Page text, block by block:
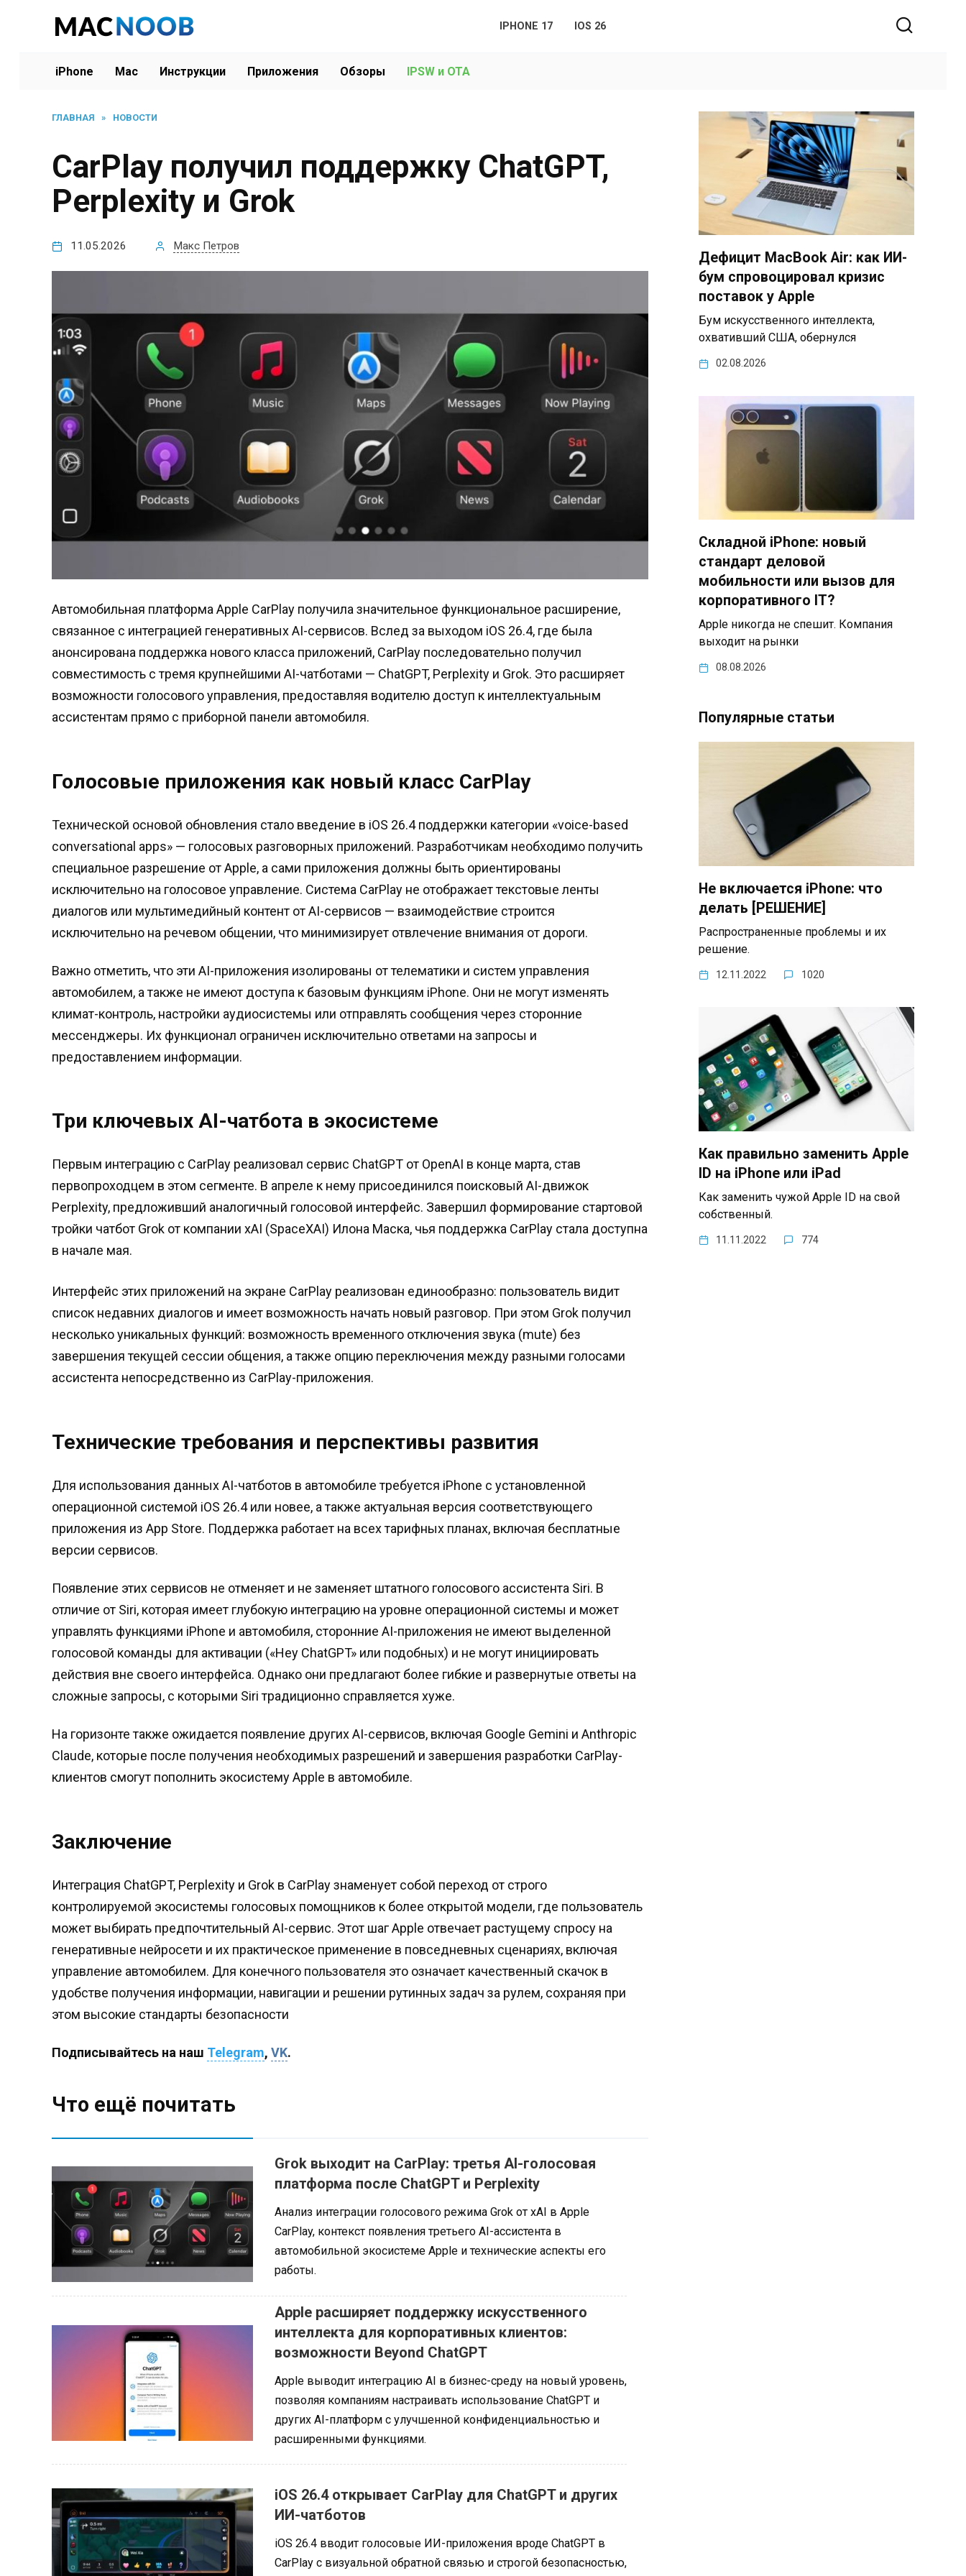
IPHONE 17 IOS 26
iPhone Mac Инструкции Приложения Обзоры IPSW и OTA
ГЛАВНАЯ » НОВОСТИ
CarPlay получил поддержку ChatGPT,
Perplexity и Grok
11.05.2026 Макс Петров
Автомобильная платформа Apple CarPlay получила значительное функциональное расширение,
связанное с интеграцией генеративных AI-сервисов. Вслед за выходом iOS 26.4, где была
анонсирована поддержка нового класса приложений, CarPlay последовательно получил
совместимость с тремя крупнейшими AI-чатботами — ChatGPT, Perplexity и Grok. Это расширяет
возможности голосового управления, предоставляя водителю доступ к интеллектуальным
ассистентам прямо с приборной панели автомобиля.
Голосовые приложения как новый класс CarPlay
Технической основой обновления стало введение в iOS 26.4 поддержки категории «voice-based
conversational apps» — голосовых разговорных приложений. Разработчикам необходимо получить
специальное разрешение от Apple, а сами приложения должны быть ориентированы
исключительно на голосовое управление. Система CarPlay не отображает текстовые ленты
диалогов или мультимедийный контент от AI-сервисов — взаимодействие строится
исключительно на речевом общении, что минимизирует отвлечение внимания от дороги.
Важно отметить, что эти AI-приложения изолированы от телематики и систем управления
автомобилем, а также не имеют доступа к базовым функциям iPhone. Они не могут изменять
климат-контроль, настройки аудиосистемы или отправлять сообщения через сторонние
мессенджеры. Их функционал ограничен исключительно ответами на запросы и
предоставлением информации.
Три ключевых AI-чатбота в экосистеме
Первым интеграцию с CarPlay реализовал сервис ChatGPT от OpenAI в конце марта, став
первопроходцем в этом сегменте. В апреле к нему присоединился поисковый AI-движок
Perplexity, предложивший аналогичный голосовой интерфейс. Завершил формирование стартовой
тройки чатбот Grok от компании xAI (SpaceXAI) Илона Маска, чья поддержка CarPlay стала доступна
в начале мая.
Интерфейс этих приложений на экране CarPlay реализован единообразно: пользователь видит
список недавних диалогов и имеет возможность начать новый разговор. При этом Grok получил
несколько уникальных функций: возможность временного отключения звука (mute) без
завершения текущей сессии общения, а также опцию переключения между разными голосами
ассистента непосредственно из CarPlay-приложения.
Технические требования и перспективы развития
Для использования данных AI-чатботов в автомобиле требуется iPhone с установленной
операционной системой iOS 26.4 или новее, а также актуальная версия соответствующего
приложения из App Store. Поддержка работает на всех тарифных планах, включая бесплатные
версии сервисов.
Появление этих сервисов не отменяет и не заменяет штатного голосового ассистента Siri. В
отличие от Siri, которая имеет глубокую интеграцию на уровне операционной системы и может
управлять функциями iPhone и автомобиля, сторонние AI-приложения не имеют выделенной
голосовой команды для активации («Hey ChatGPT» или подобных) и не могут инициировать
действия вне своего интерфейса. Однако они предлагают более гибкие и развернутые ответы на
сложные запросы, с которыми Siri традиционно справляется хуже.
На горизонте также ожидается появление других AI-сервисов, включая Google Gemini и Anthropic
Claude, которые после получения необходимых разрешений и завершения разработки CarPlay-
клиентов смогут пополнить экосистему Apple в автомобиле.
Заключение
Интеграция ChatGPT, Perplexity и Grok в CarPlay знаменует собой переход от строго
контролируемой экосистемы голосовых помощников к более открытой модели, где пользователь
может выбирать предпочтительный AI-сервис. Этот шаг Apple отвечает растущему спросу на
генеративные нейросети и их практическое применение в повседневных сценариях, включая
управление автомобилем. Для конечного пользователя это означает качественный скачок в
удобстве получения информации, навигации и решении рутинных задач за рулем, сохраняя при
этом высокие стандарты безопасности
Подписывайтесь на наш Telegram, VK.
Что ещё почитать
Grok выходит на CarPlay: третья AI-голосовая
платформа после ChatGPT и Perplexity
Анализ интеграции голосового режима Grok от xAI в Apple
CarPlay, контекст появления третьего AI-ассистента в
автомобильной экосистеме Apple и технические аспекты его
работы.
Apple расширяет поддержку искусственного
интеллекта для корпоративных клиентов:
возможности Beyond ChatGPT
Apple выводит интеграцию AI в бизнес-среду на новый уровень,
позволяя компаниям настраивать использование ChatGPT и
других AI-платформ с улучшенной конфиденциальностью и
расширенными функциями.
iOS 26.4 открывает CarPlay для ChatGPT и других
ИИ-чатботов
iOS 26.4 вводит голосовые ИИ-приложения вроде ChatGPT в
CarPlay с визуальной обратной связью и строгой безопасностью,
Дефицит MacBook Air: как ИИ-
бум спровоцировал кризис
поставок у Apple
Бум искусственного интеллекта,
охвативший США, обернулся
02.08.2026
Складной iPhone: новый
стандарт деловой
мобильности или вызов для
корпоративного IT?
Apple никогда не спешит. Компания
выходит на рынки
08.08.2026
Популярные статьи
Не включается iPhone: что
делать [РЕШЕНИЕ]
Распространенные проблемы и их
решение.
12.11.2022 1020
Как правильно заменить Apple
ID на iPhone или iPad
Как заменить чужой Apple ID на свой
собственный.
11.11.2022 774